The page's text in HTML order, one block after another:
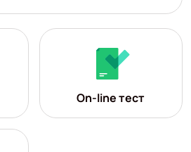
On-line тест